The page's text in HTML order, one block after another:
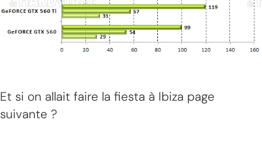
Et si on allait faire la fiesta à Ibiza page
suivante ?